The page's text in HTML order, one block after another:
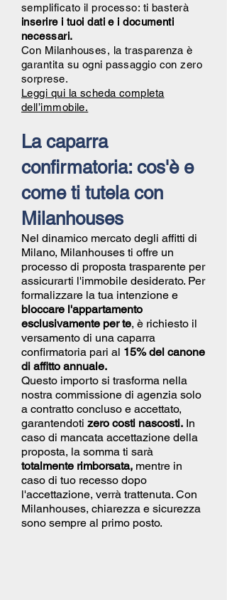
semplificato il processo: ti basterà
inserire i tuoi dati e i documenti
necessari.
Con Milanhouses, la trasparenza è
garantita su ogni passaggio con zero
sorprese.
Leggi qui la scheda completa
dell’immobile.
La caparra
confirmatoria: cos'è e
come ti tutela con
Milanhouses
Nel dinamico mercato degli affitti di
Milano, Milanhouses ti offre un
processo di proposta trasparente per
assicurarti l'immobile desiderato. Per
formalizzare la tua intenzione e
bloccare l'appartamento
esclusivamente per te, è richiesto il
versamento di una caparra
confirmatoria pari al 15% del canone
di affitto annuale.
Questo importo si trasforma nella
nostra commissione di agenzia solo
a contratto concluso e accettato,
garantendoti zero costi nascosti. In
caso di mancata accettazione della
proposta, la somma ti sarà
totalmente rimborsata, mentre in
caso di tuo recesso dopo
l'accettazione, verrà trattenuta. Con
Milanhouses, chiarezza e sicurezza
sono sempre al primo posto.